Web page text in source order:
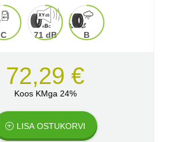
C 71 dB B
72,29 €
Koos KMga 24%
LISA OSTUKORVI